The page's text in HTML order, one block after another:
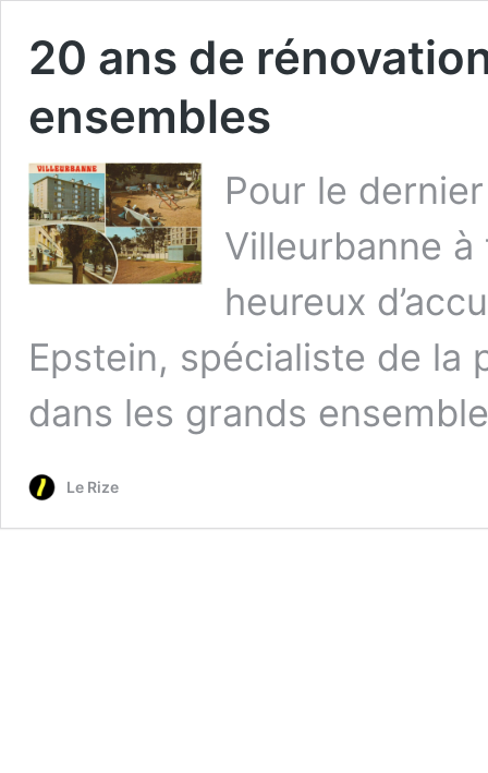
20 ans de
ensembles
Pour le
Villeurbanne
heureux
Epstein, spécialiste de la
dans les grands
Le Rize